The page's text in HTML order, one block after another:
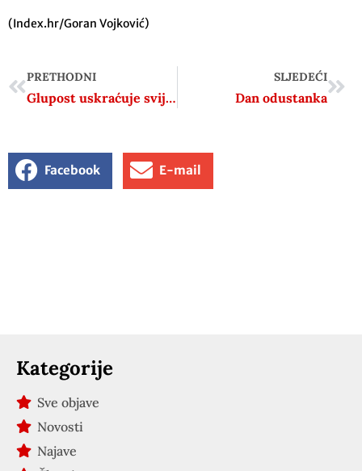
(Index.hr/Goran Vojković)
PRETHODNI
Glupost uskraćuje svijetu Tita, Nehrua i Nasera
SLJEDEĆI
Dan odustanka
Facebook E-mail
Kategorije
Sve objave
Novosti
Najave